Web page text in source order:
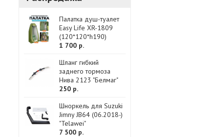
Палатка душ-туалет
Easy Life XR-1809
(120*120*h190)
1 700 р.
Шланг гибкий
заднего тормоза
Нива 2123 "Белмаг"
250 р.
Шноркель для Suzuki
Jimny JB64 (06.2018-)
"Telawei"
7 500 р.